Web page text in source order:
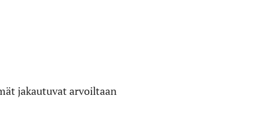
jakautuvat arvoiltaan